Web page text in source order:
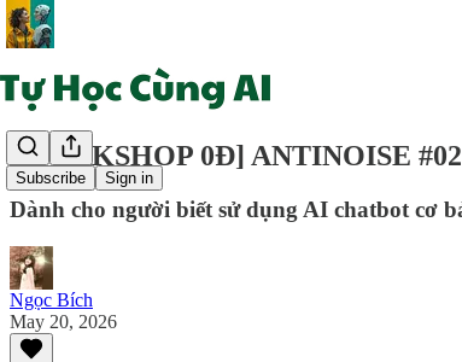
Subscribe Sign in
[WORKSHOP 0Đ] ANTINOISE
Dành cho người biết sử dụng AI chatbot cơ
Ngọc Bích
May 20, 2026